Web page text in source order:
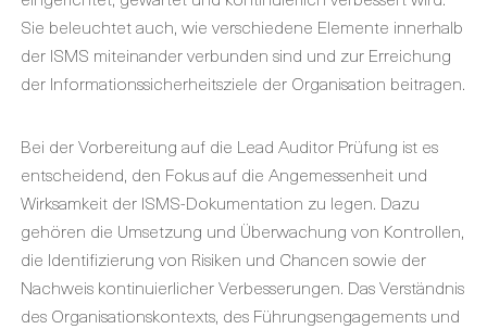
Sie beleuchtet auch, wie verschiedene Elemente innerhalb
der ISMS miteinander verbunden sind und zur Erreichung
der Informationssicherheitsziele der Organisation beitragen.
Bei der Vorbereitung auf die Lead Auditor Prüfung ist es
entscheidend, den Fokus auf die Angemessenheit und
Wirksamkeit der ISMS-Dokumentation zu legen. Dazu
gehören die Umsetzung und Überwachung von Kontrollen,
die Identifizierung von Risiken und Chancen sowie der
Nachweis kontinuierlicher Verbesserungen. Das Verständnis
des Organisationskontexts, des Führungsengagements und